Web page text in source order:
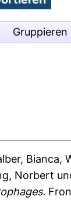
Gruppieren
Bianca,
Norbert